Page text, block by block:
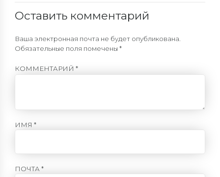
Оставить комментарий
Ваша электронная почта не будет опубликована.
Обязательные поля помечены *
КОММЕНТАРИЙ *
ИМЯ *
ПОЧТА *